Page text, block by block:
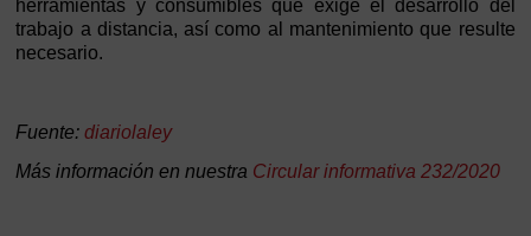
herramientas y consumibles que exige el desarrollo del
trabajo a distancia, así como al mantenimiento que resulte
necesario.
Fuente:diariolaley
Más información en nuestra Circular informativa 232/2020